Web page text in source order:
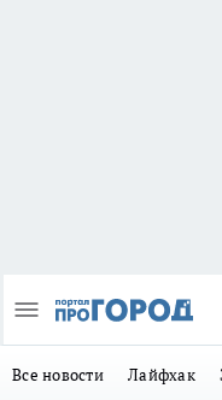
Все новости Лайфхак